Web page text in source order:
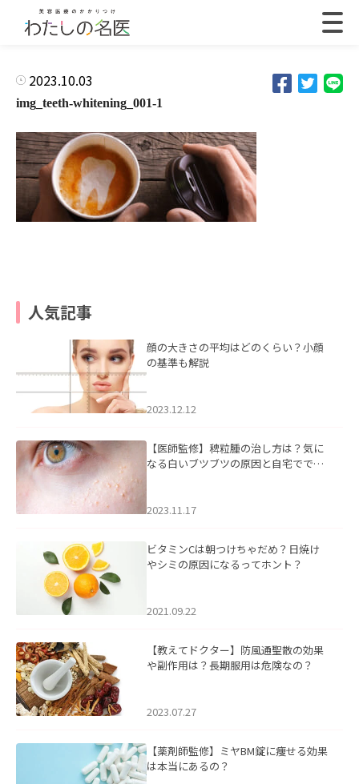
2023.10.03
img_teeth-whitening_001-1
人気記事
顔の大きさの平均はどのくらい？小顔
の基準も解説
2023.12.12
【医師監修】稗粒腫の治し方は？気に
なる白いブツブツの原因と自宅ででき
2023.11.17
ビタミンCは朝つけちゃだめ？日焼け
やシミの原因になるってホント？
2021.09.22
【教えてドクター】防風通聖散の効果
や副作用は？長期服用は危険なの？
2023.07.27
【薬剤師監修】ミヤBM錠に痩せる効果
は本当にあるの？